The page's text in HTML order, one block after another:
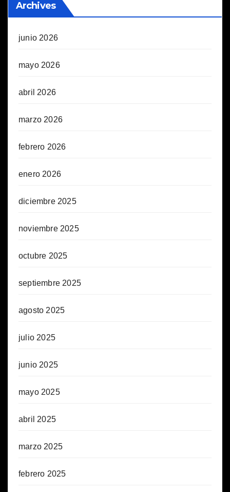
Archives
junio 2026
mayo 2026
abril 2026
marzo 2026
febrero 2026
enero 2026
diciembre 2025
noviembre 2025
octubre 2025
septiembre 2025
agosto 2025
julio 2025
junio 2025
mayo 2025
abril 2025
marzo 2025
febrero 2025